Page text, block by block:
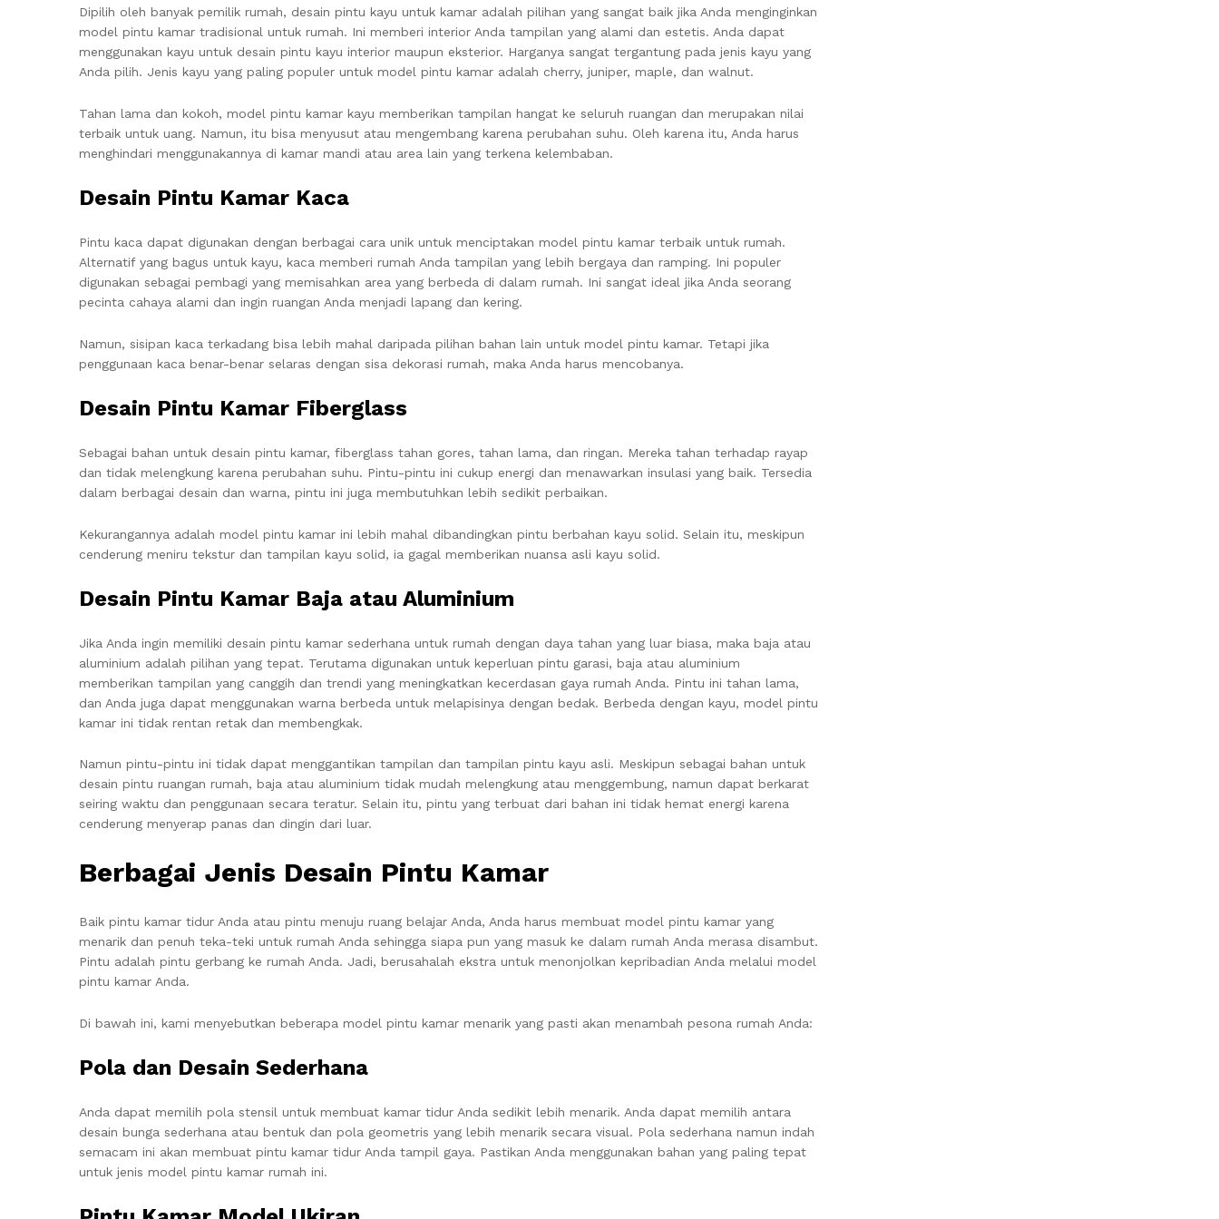
Dipilih oleh banyak pemilik rumah, desain pintu kayu untuk kamar adalah pilihan yang sangat baik jika Anda menginginkan
model pintu kamar tradisional untuk rumah. Ini memberi interior Anda tampilan yang alami dan estetis. Anda dapat
menggunakan kayu untuk desain pintu kayu interior maupun eksterior. Harganya sangat tergantung pada jenis kayu yang
Anda pilih. Jenis kayu yang paling populer untuk model pintu kamar adalah cherry, juniper, maple, dan walnut.
Tahan lama dan kokoh, model pintu kamar kayu memberikan tampilan hangat ke seluruh ruangan dan merupakan nilai
terbaik untuk uang. Namun, itu bisa menyusut atau mengembang karena perubahan suhu. Oleh karena itu, Anda harus
menghindari menggunakannya di kamar mandi atau area lain yang terkena kelembaban.
Desain Pintu Kamar Kaca
Pintu kaca dapat digunakan dengan berbagai cara unik untuk menciptakan model pintu kamar terbaik untuk rumah.
Alternatif yang bagus untuk kayu, kaca memberi rumah Anda tampilan yang lebih bergaya dan ramping. Ini populer
digunakan sebagai pembagi yang memisahkan area yang berbeda di dalam rumah. Ini sangat ideal jika Anda seorang
pecinta cahaya alami dan ingin ruangan Anda menjadi lapang dan kering.
Namun, sisipan kaca terkadang bisa lebih mahal daripada pilihan bahan lain untuk model pintu kamar. Tetapi jika
penggunaan kaca benar-benar selaras dengan sisa dekorasi rumah, maka Anda harus mencobanya.
Desain Pintu Kamar Fiberglass
Sebagai bahan untuk desain pintu kamar, fiberglass tahan gores, tahan lama, dan ringan. Mereka tahan terhadap rayap
dan tidak melengkung karena perubahan suhu. Pintu-pintu ini cukup energi dan menawarkan insulasi yang baik. Tersedia
dalam berbagai desain dan warna, pintu ini juga membutuhkan lebih sedikit perbaikan.
Kekurangannya adalah model pintu kamar ini lebih mahal dibandingkan pintu berbahan kayu solid. Selain itu, meskipun
cenderung meniru tekstur dan tampilan kayu solid, ia gagal memberikan nuansa asli kayu solid.
Desain Pintu Kamar Baja atau Aluminium
Jika Anda ingin memiliki desain pintu kamar sederhana untuk rumah dengan daya tahan yang luar biasa, maka baja atau
aluminium adalah pilihan yang tepat. Terutama digunakan untuk keperluan pintu garasi, baja atau aluminium
memberikan tampilan yang canggih dan trendi yang meningkatkan kecerdasan gaya rumah Anda. Pintu ini tahan lama,
dan Anda juga dapat menggunakan warna berbeda untuk melapisinya dengan bedak. Berbeda dengan kayu, model pintu
kamar ini tidak rentan retak dan membengkak.
Namun pintu-pintu ini tidak dapat menggantikan tampilan dan tampilan pintu kayu asli. Meskipun sebagai bahan untuk
desain pintu ruangan rumah, baja atau aluminium tidak mudah melengkung atau menggembung, namun dapat berkarat
seiring waktu dan penggunaan secara teratur. Selain itu, pintu yang terbuat dari bahan ini tidak hemat energi karena
cenderung menyerap panas dan dingin dari luar.
Berbagai Jenis Desain Pintu Kamar
Baik pintu kamar tidur Anda atau pintu menuju ruang belajar Anda, Anda harus membuat model pintu kamar yang
menarik dan penuh teka-teki untuk rumah Anda sehingga siapa pun yang masuk ke dalam rumah Anda merasa disambut.
Pintu adalah pintu gerbang ke rumah Anda. Jadi, berusahalah ekstra untuk menonjolkan kepribadian Anda melalui model
pintu kamar Anda.
Di bawah ini, kami menyebutkan beberapa model pintu kamar menarik yang pasti akan menambah pesona rumah Anda:
Pola dan Desain Sederhana
Anda dapat memilih pola stensil untuk membuat kamar tidur Anda sedikit lebih menarik. Anda dapat memilih antara
desain bunga sederhana atau bentuk dan pola geometris yang lebih menarik secara visual. Pola sederhana namun indah
semacam ini akan membuat pintu kamar tidur Anda tampil gaya. Pastikan Anda menggunakan bahan yang paling tepat
untuk jenis model pintu kamar rumah ini.